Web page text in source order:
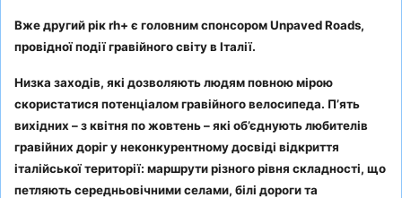
Вже другий рік rh+ є головним спонсором Unpaved Roads,
провідної події гравійного світу в Італії.
Низка заходів, які дозволяють людям повною мірою
скористатися потенціалом гравійного велосипеда. П’ять
вихідних – з квітня по жовтень – які об’єднують любителів
гравійних доріг у неконкурентному досвіді відкриття
італійської території: маршрути різного рівня складності, що
петляють середньовічними селами, білі дороги та